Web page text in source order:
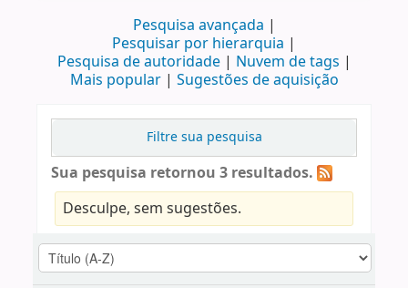
Pesquisa avançada
Pesquisar por hierarquia
Pesquisa de autoridade
Nuvem de tags
Mais popular
Sugestões de aquisição
Filtre sua pesquisa
Sua pesquisa retornou 3 resultados.
Desculpe, sem sugestões.